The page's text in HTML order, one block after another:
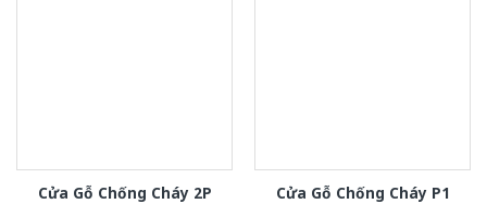
Cửa Gỗ Chống Cháy 2P
Cửa Gỗ Chống Cháy P1